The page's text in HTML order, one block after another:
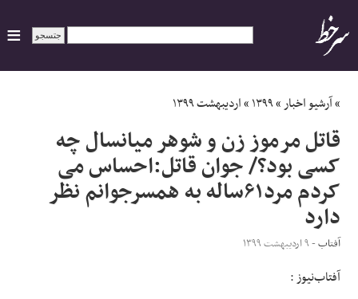
ایران
سیاسی
اقتصاد
ورزشی
جهان
»آرشیو اخبار»۱۳۹۹»اردیبهشت ۱۳۹۹
قاتل مرموز زن و شوهر میانسال چه
کسی بود؟/ جوان قاتل:احساس می
کردم مرد۶۱ساله به همسرجوانم نظر
دارد
آفتاب- ۹ اردیبهشت ۱۳۹۹
آفتاب‌‌نیوز :